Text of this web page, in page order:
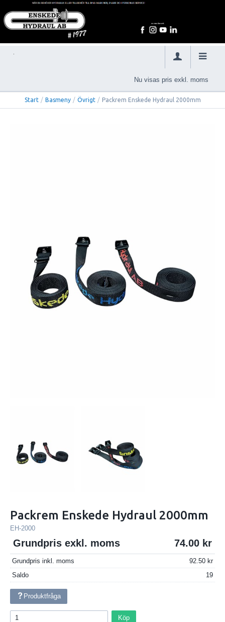
Nu visas pris exkl. moms
Start / Basmeny / Övrigt / Packrem Enskede Hydraul 2000mm
Packrem Enskede Hydraul 2000mm
EH-2000
Grundpris exkl. moms 74.00
Grundpris inkl. moms
92.50
Saldo
19
Produktfråga
Köp